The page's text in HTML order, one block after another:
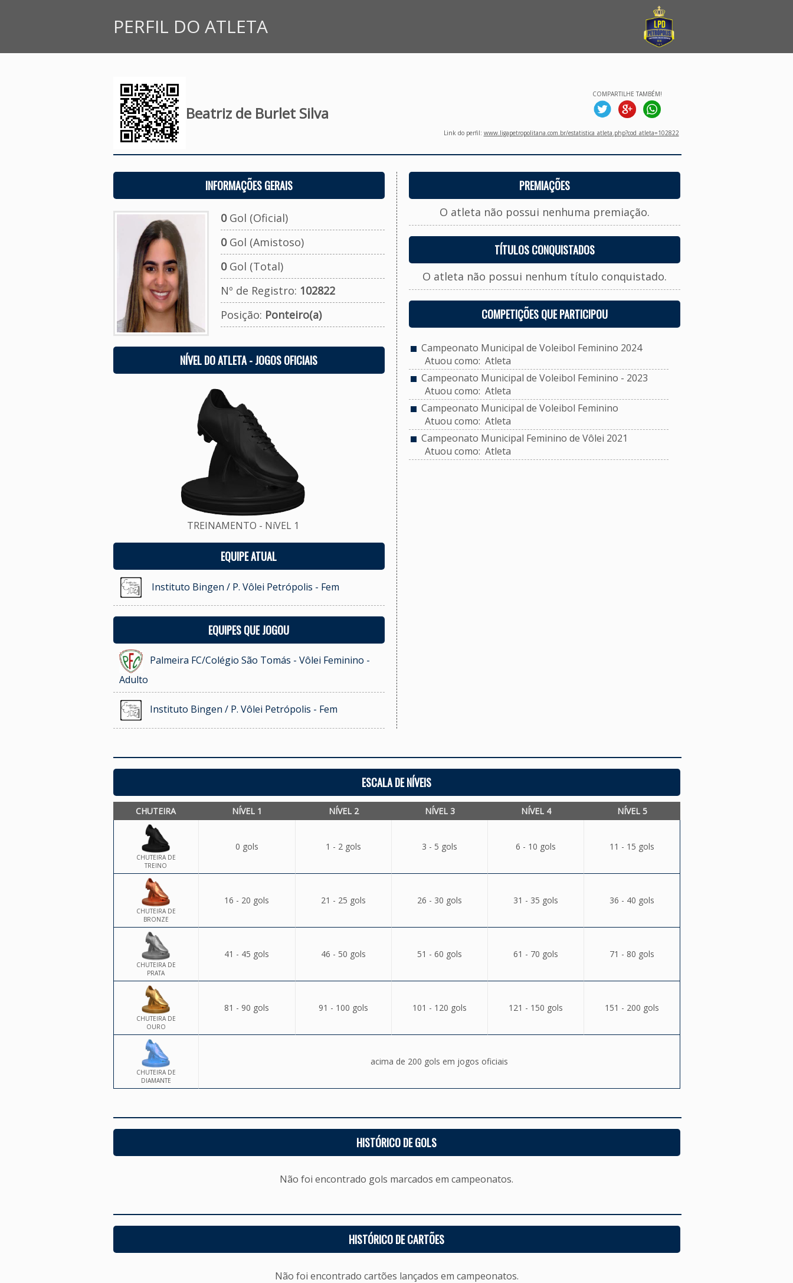
PERFIL DO ATLETA
Beatriz de Burlet Silva
COMPARTILHE TAMBÉM!
Link do perfil: www.ligapetropolitana.com.br/estatistica_atleta.php?cod_atleta=102822
INFORMAÇÕES GERAIS
0Gol (Oficial)
0Gol (Amistoso)
0Gol (Total)
Nº de Registro: 102822
Posição: Ponteiro(a)
NÍVEL DO ATLETA - JOGOS OFICIAIS
TREINAMENTO - NíVEL 1
EQUIPE ATUAL
Instituto Bingen / P. Vôlei Petrópolis - Fem
EQUIPES QUE JOGOU
Palmeira FC/Colégio São Tomás - Vôlei Feminino -
Adulto
Instituto Bingen / P. Vôlei Petrópolis - Fem
PREMIAÇÕES
O atleta não possui nenhuma premiação.
TÍTULOS CONQUISTADOS
O atleta não possui nenhum título conquistado.
COMPETIÇÕES QUE PARTICIPOU
Campeonato Municipal de Voleibol Feminino 2024
Atuou como: Atleta
Campeonato Municipal de Voleibol Feminino - 2023
Atuou como: Atleta
Campeonato Municipal de Voleibol Feminino
Atuou como: Atleta
Campeonato Municipal Feminino de Vôlei 2021
Atuou como: Atleta
ESCALA DE NÍVEIS
CHUTEIRA NÍVEL 1 NÍVEL 2 NÍVEL 3 NÍVEL 4 NÍVEL 5
CHUTEIRA DE
TREINO
0 gols 1 - 2 gols 3 - 5 gols 6 - 10 gols 11 - 15 gols
CHUTEIRA DE
BRONZE
16 - 20 gols 21 - 25 gols 26 - 30 gols 31 - 35 gols 36 - 40 gols
CHUTEIRA DE
PRATA
41 - 45 gols 46 - 50 gols 51 - 60 gols 61 - 70 gols 71 - 80 gols
CHUTEIRA DE
OURO
81 - 90 gols 91 - 100 gols 101 - 120 gols 121 - 150 gols 151 - 200 gols
CHUTEIRA DE
DIAMANTE
acima de 200 gols em jogos oficiais
HISTÓRICO DE GOLS
Não foi encontrado gols marcados em campeonatos.
HISTÓRICO DE CARTÕES
Não foi encontrado cartões lançados em campeonatos.